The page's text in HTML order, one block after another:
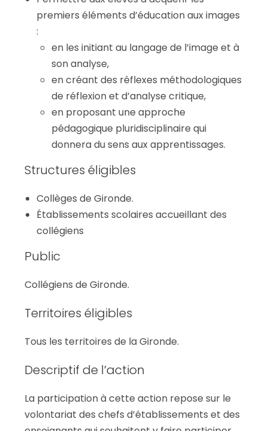
premiers éléments d’éducation aux images
:
en les initiant au langage de l’image et à
son analyse,
en créant des réflexes méthodologiques
de réflexion et d’analyse critique,
en proposant une approche
pédagogique pluridisciplinaire qui
donnera du sens aux apprentissages.
Structures éligibles
Collèges de Gironde.
Établissements scolaires accueillant des
collégiens
Public
Collégiens de Gironde.
Territoires éligibles
Tous les territoires de la Gironde.
Descriptif de l’action
La participation à cette action repose sur le
volontariat des chefs d’établissements et des